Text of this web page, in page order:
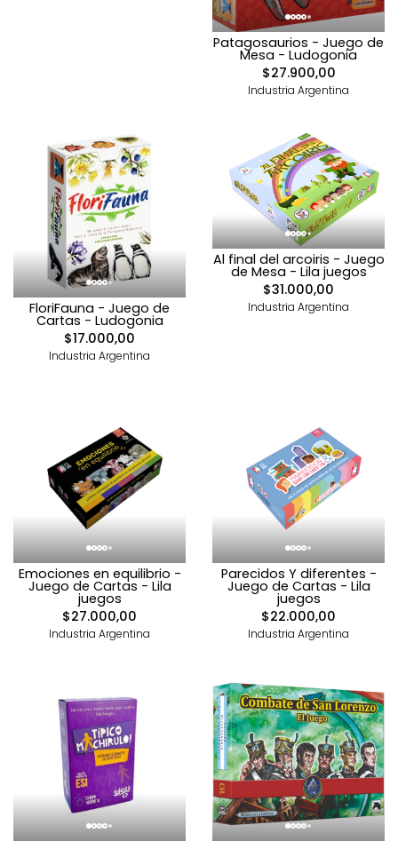
Patagosaurios - Juego de
Mesa - Ludogonia
$27.900,00
Industria Argentina
FloriFauna - Juego de
Cartas - Ludogonia
$17.000,00
Industria Argentina
Al final del arcoiris - Juego
de Mesa - Lila juegos
$31.000,00
Industria Argentina
Emociones en equilibrio -
Juego de Cartas - Lila
juegos
$27.000,00
Industria Argentina
Parecidos Y diferentes -
Juego de Cartas - Lila
juegos
$22.000,00
Industria Argentina